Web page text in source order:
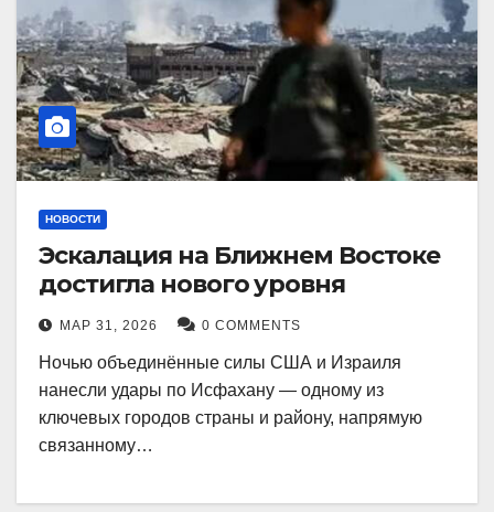
НОВОСТИ
Эскалация на Ближнем Востоке
достигла нового уровня
МАР 31, 2026 0 COMMENTS
Ночью объединённые силы США и Израиля
нанесли удары по Исфахану — одному из
ключевых городов страны и району, напрямую
связанному…